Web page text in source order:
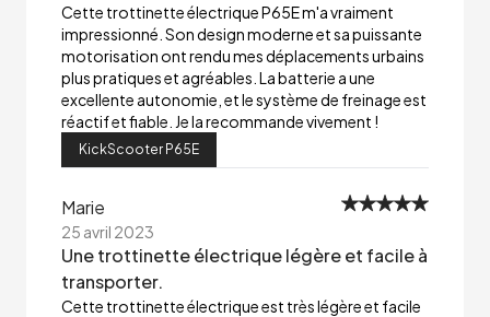
Cette trottinette électrique P65E m'a vraiment
impressionné. Son design moderne et sa puissante
motorisation ont rendu mes déplacements urbains
plus pratiques et agréables. La batterie a une
excellente autonomie, et le système de freinage est
réactif et fiable. Je la recommande vivement !
KickScooter P65E
Marie
25 avril 2023
Une trottinette électrique légère et facile à
transporter.
Cette trottinette électrique est très légère et facile